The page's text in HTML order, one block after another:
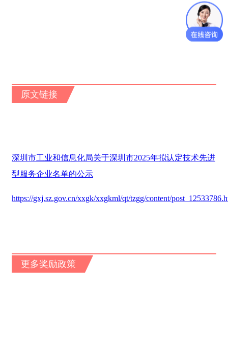
原文链接
深圳市工业和信息化局关于深圳市2025年拟认定技术先进
型服务企业名单的公示
https://gxj.sz.gov.cn/xxgk/xxgkml/qt/tzgg/content/
更多奖励政策